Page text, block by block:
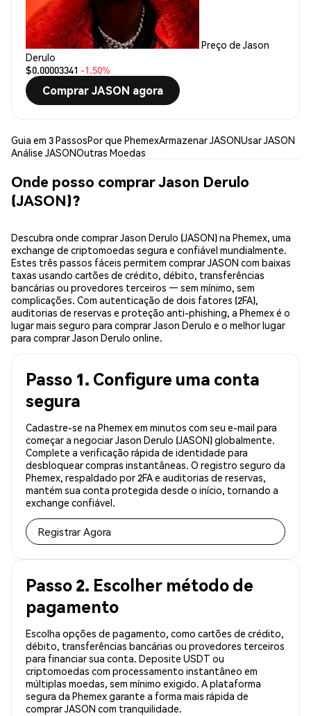
Preço de Jason
Derulo
$0.00003341 -1.50%
Comprar JASON agora
Guia em 3 PassosPor que PhemexArmazenar JASONUsar JASON
Análise JASONOutras Moedas
Onde posso comprar Jason Derulo
(JASON)?
Descubra onde comprar Jason Derulo (JASON) na Phemex, uma
exchange de criptomoedas segura e confiável mundialmente.
Estes três passos fáceis permitem comprar JASON com baixas
taxas usando cartões de crédito, débito, transferências
bancárias ou provedores terceiros — sem mínimo, sem
complicações. Com autenticação de dois fatores (2FA),
auditorias de reservas e proteção anti-phishing, a Phemex é o
lugar mais seguro para comprar Jason Derulo e o melhor lugar
para comprar Jason Derulo online.
Passo 1. Configure uma conta
segura
Cadastre-se na Phemex em minutos com seu e-mail para
começar a negociar Jason Derulo (JASON) globalmente.
Complete a verificação rápida de identidade para
desbloquear compras instantâneas. O registro seguro da
Phemex, respaldado por 2FA e auditorias de reservas,
mantém sua conta protegida desde o início, tornando a
exchange confiável.
Registrar Agora
Passo 2. Escolher método de
pagamento
Escolha opções de pagamento, como cartões de crédito,
débito, transferências bancárias ou provedores terceiros
para financiar sua conta. Deposite USDT ou
criptomoedas com processamento instantâneo em
múltiplas moedas, sem mínimo exigido. A plataforma
segura da Phemex garante a forma mais rápida de
comprar JASON com tranquilidade.